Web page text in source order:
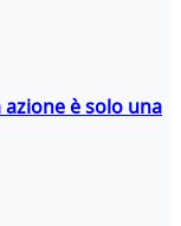
è solo una